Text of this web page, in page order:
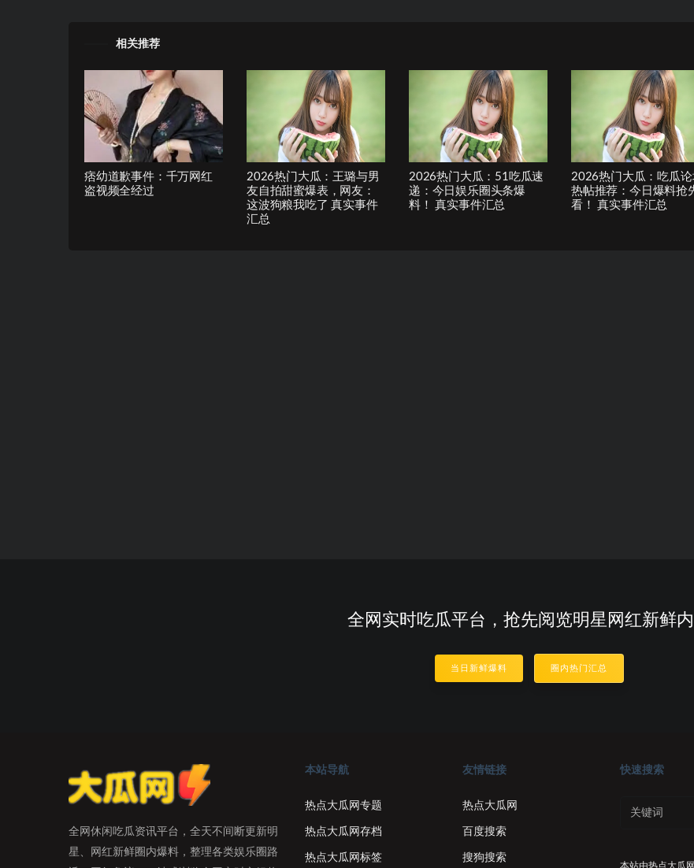
相关推荐
痞幼道歉事件：千万网红
盗视频全经过
2026热门大瓜：王璐与男
友自拍甜蜜爆表，网友：
这波狗粮我吃了 真实事件
汇总
2026热门大瓜：51吃瓜速
递：今日娱乐圈头条爆
料！ 真实事件汇总
2026热门大瓜：吃瓜论
热帖推荐：今日爆料抢
看！ 真实事件汇总
全网实时吃瓜平台，抢先阅览明星网红新鲜
当日新鲜爆料 圈内热门汇总
全网休闲吃瓜资讯平台，全天不间断更新明
星、网红新鲜圈内爆料，整理各类娱乐圈路
本站导航
热点大瓜网专题
热点大瓜网存档
热点大瓜网标签
友情链接
热点大瓜网
百度搜索
搜狗搜索
快速搜索
本站由热点大瓜